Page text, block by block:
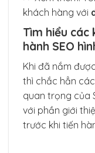
khách hàng với
Tìm hiểu các
hành SEO
Khi đã nắm
thì chắc hẳn
quan trọng của
với phần giới
trước khi tiến